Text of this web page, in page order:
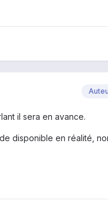
il sera en avance.
disponible en réalité,